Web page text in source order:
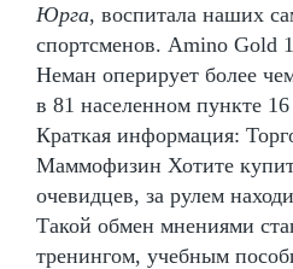
Юрга, воспитала наших
спортсменов. Amino Gold
Неман оперирует более
в 81 населенном пункте
Краткая информация:
Маммофизин Хотите
очевидцев, за рулем
Такой обмен мнениями
тренингом, учебным